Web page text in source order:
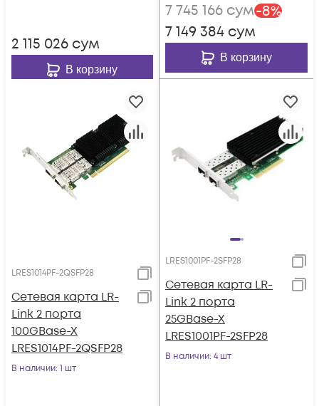
2 115 026 сум
В корзину
7 745 166 сум-8%
7 149 384 сум
В корзину
LRES1014PF-2QSFP28
Сетевая карта LR-
Link 2 порта
100GBase-X
LRES1014PF-2QSFP28
В наличии: 1 шт
LRES1001PF-2SFP28
Сетевая карта LR-
Link 2 порта
25GBase-X
LRES1001PF-2SFP28
В наличии: 4 шт